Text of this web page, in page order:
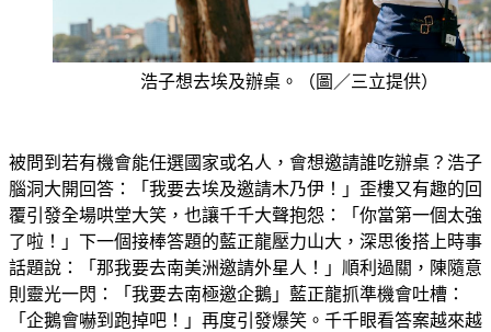
被問到若有機會能任選國家或名人，會想邀請誰吃辦桌？浩子
腦洞大開回答：「我要去埃及邀請木乃伊！」歪樓又有趣的回
覆引發全場哄堂大笑，也讓千千大聲抱怨：「你當第一個太強
了啦！」下一個接棒答題的藍正龍壓力山大，深思後搭上時事
話題說：「那我要去南美洲邀請外星人！」順利過關，陳隨意
則靈光一閃：「我要去南極邀企鵝」藍正龍抓準機會吐槽：